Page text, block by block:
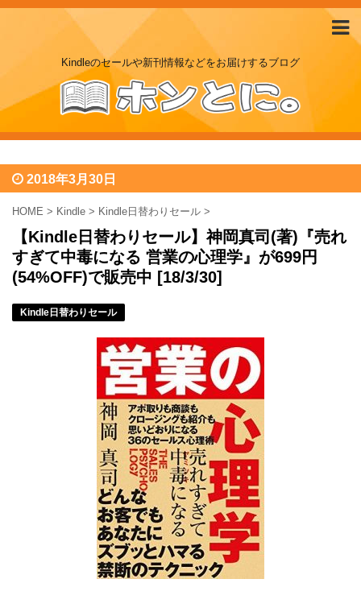
Kindleのセールや新刊情報などをお届けするブログ
2018年3月30日
HOME > Kindle > Kindle日替わりセール >
【Kindle日替わりセール】神岡真司(著)『売れ
すぎて中毒になる 営業の心理学』が699円
(54%OFF)で販売中 [18/3/30]
Kindle日替わりセール